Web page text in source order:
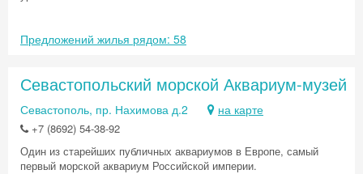
Предложений жилья рядом: 58
Севастопольский морской Аквариум-музей
Севастополь, пр. Нахимова д.2 на карте
+7 (8692) 54-38-92
Один из старейших публичных аквариумов в Европе, самый
первый морской аквариум Российской империи.